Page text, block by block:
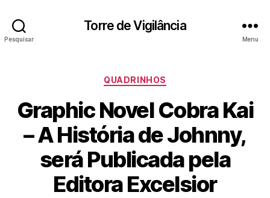
Pesquisar
Torre de Vigilância
Menu
Categorias
QUADRINHOS
Graphic Novel Cobra Kai
– A História de Johnny,
será Publicada pela
Editora Excelsior